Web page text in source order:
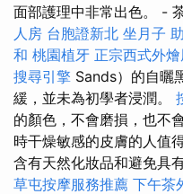
面部護理中非常出色。 -
人房 台胞證新北 坐月子
和 桃園植牙 正宗西式外
搜尋引擎 Sands）的自曬
緩，並未為初學者浸潤。
的顏色，不會磨損，也不
時干燥敏感的皮膚的人值
含有天然化妝品和避免具
草屯按摩服務推薦 下午茶